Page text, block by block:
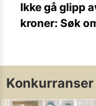
Ikke gå glipp
kroner: Søk